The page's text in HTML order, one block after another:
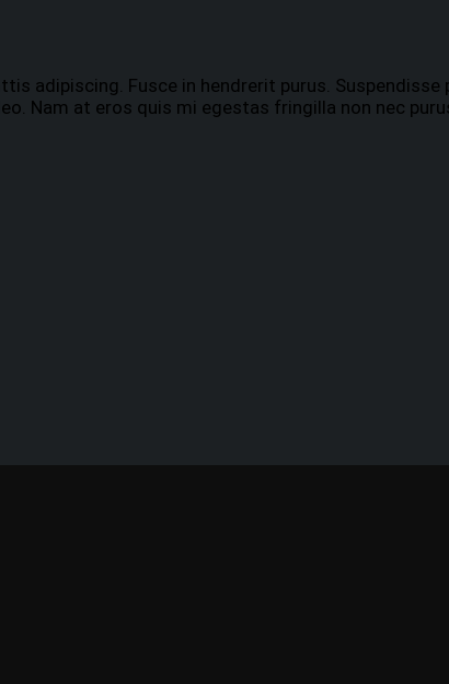
adipiscing. Fusce in hendrerit purus. Suspendisse
Nam at eros quis mi egestas fringilla non nec